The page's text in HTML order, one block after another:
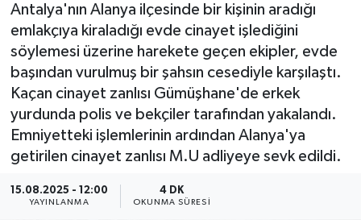
Antalya'nın Alanya ilçesinde bir kişinin aradığı
emlakçıya kiraladığı evde cinayet işlediğini
söylemesi üzerine harekete geçen ekipler, evde
başından vurulmuş bir şahsın cesediyle karşılaştı.
Kaçan cinayet zanlısı Gümüşhane'de erkek
yurdunda polis ve bekçiler tarafından yakalandı.
Emniyetteki işlemlerinin ardından Alanya'ya
getirilen cinayet zanlısı M.U adliyeye sevk edildi.
15.08.2025 - 12:00
YAYINLANMA
4 DK
OKUNMA SÜRESI